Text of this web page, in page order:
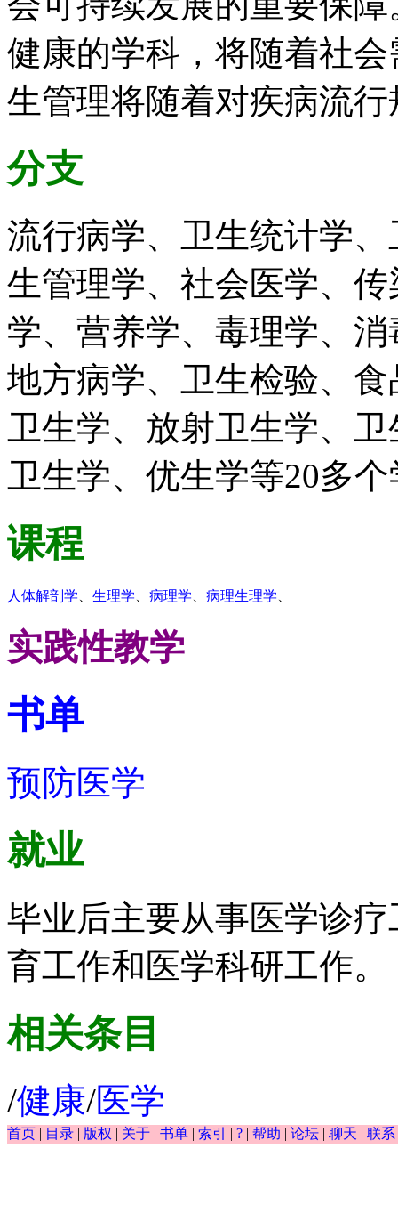
健康的学科，将随着社
生管理将随着对疾病流
分支
流行病学、卫生统计学
生管理学、社会医学、
学、营养学、毒理学、
地方病学、卫生检验、
卫生学、放射卫生学、
卫生学、优生学等20多
课程
人体解剖学 生理学 病理学 病理生理学
实践性教学
书单
预防医学
就业
毕业后主要从事医学诊
育工作和医学科研工作。
相关条目
/健康/医学
首页 | 目录 | 版权 | 关于 | 书单 | 索引 | ? | 帮助 | 论坛 | 聊天 | 联系